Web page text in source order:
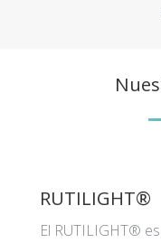
RUTILIGHT®
El RUTILIGHT®